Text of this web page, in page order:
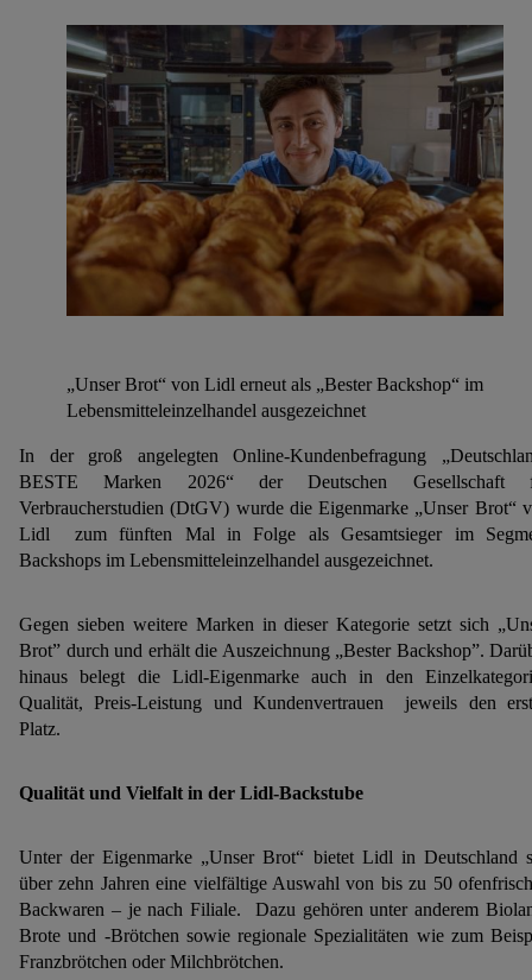
„Unser Brot“ von Lidl erneut als „Bester Backshop“ im
Lebensmitteleinzelhandel ausgezeichnet
In der groß angelegten Online-Kundenbefragung
BESTE Marken 2026“ der Deutschen Gesellschaft
Verbraucherstudien (DtGV) wurde die Eigenmarke „Unser Brot“
Lidl zum fünften Mal in Folge als Gesamtsieger im
Backshops im Lebensmitteleinzelhandel ausgezeichnet.
Gegen sieben weitere Marken in dieser Kategorie setzt sich
Brot” durch und erhält die Auszeichnung „Bester Backshop”.
hinaus belegt die Lidl-Eigenmarke auch in den
Qualität, Preis-Leistung und Kundenvertrauen jeweils den
Platz.
Qualität und Vielfalt in der Lidl-Backstube
Unter der Eigenmarke „Unser Brot“ bietet Lidl in Deutschland
über zehn Jahren eine vielfältige Auswahl von bis zu 50
Backwaren – je nach Filiale. Dazu gehören unter anderem
Brote und -Brötchen sowie regionale Spezialitäten wie zum
Franzbrötchen oder Milchbrötchen.